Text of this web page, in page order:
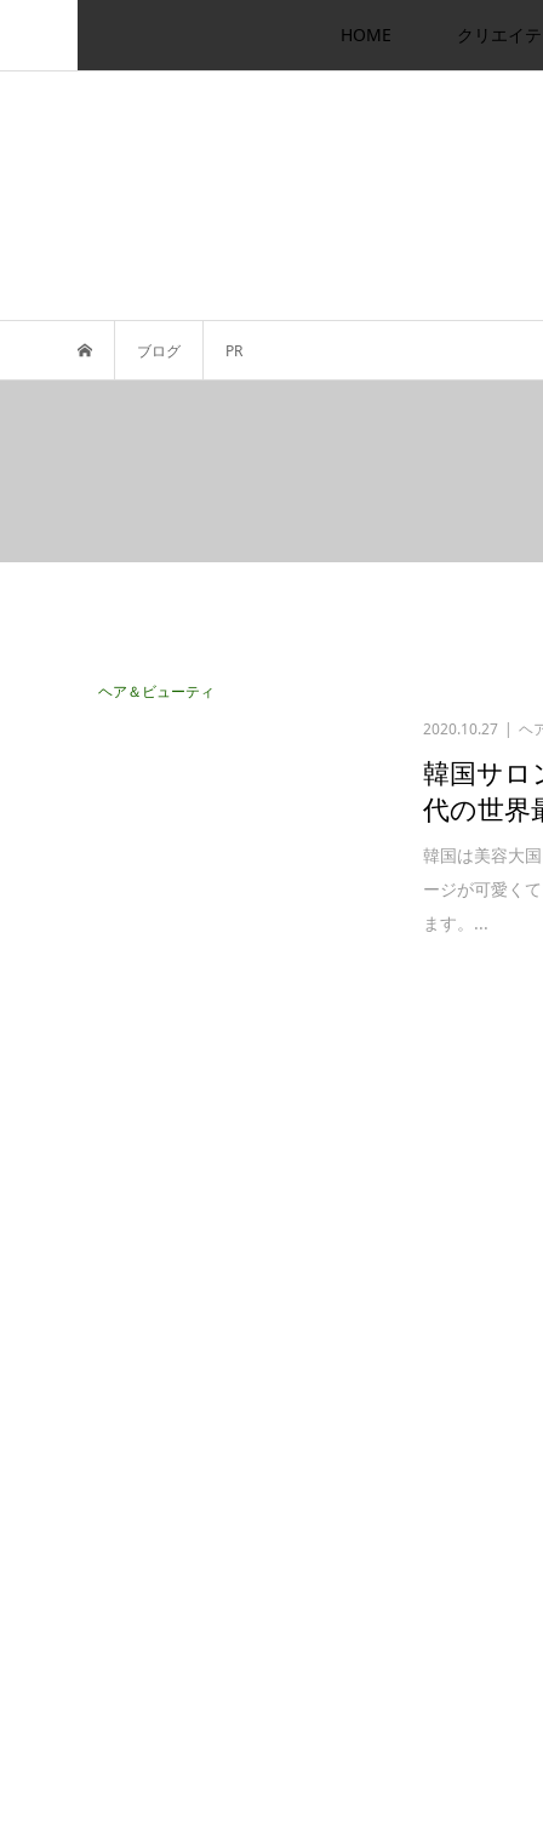
HOME クリエイ
ブログ PR
ヘア＆ビューティ
2020.10.27
ヘ
韓国サロ
代の世界
韓国は美容大
ージが可愛く
ます。...